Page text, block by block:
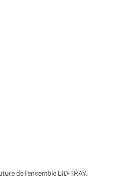
de l'ensemble LID-TRAY.